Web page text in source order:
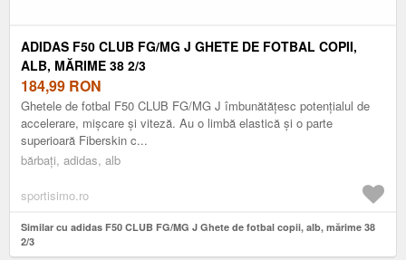
ADIDAS F50 CLUB FG/MG J GHETE DE FOTBAL COPII,
ALB, MĂRIME 38 2/3
184,99 RON
Ghetele de fotbal F50 CLUB FG/MG J îmbunătățesc potențialul de
accelerare, mișcare și viteză. Au o limbă elastică și o parte
superioară Fiberskin c...
bărbați, adidas, alb
sportisimo.ro
Similar cu adidas F50 CLUB FG/MG J Ghete de fotbal copii, alb, mărime 38
2/3